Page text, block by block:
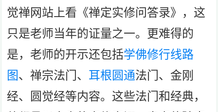
觉禅网站上看《禅定实修问答录》，这
只是老师当年的证量之一。更难得的
是，老师的开示还包括学佛修行线路
图、禅宗法门、 耳根圆通法门、金刚
经、圆觉经等内容。这些法门和经典，